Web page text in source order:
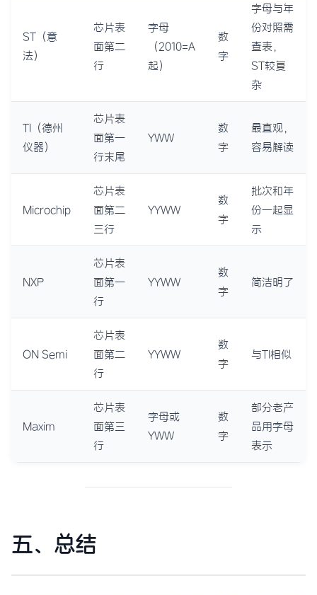
ST（意
法）
芯片表
面第二
行
字母
（2010=A
起）
数
字
字母与年
份对照需
查表，
ST较复
杂
TI（德州
仪器）
芯片表
面第一
行末尾
YWW
数
字
最直观，
容易解读
Microchip
芯片表
面第二
三行
YYWW
数
字
批次和年
份一起显
示
NXP
芯片表
面第一
行
YYWW
数
字
简洁明了
ON Semi
芯片表
面第二
行
YYWW
数
字
与TI相似
Maxim
芯片表
面第三
行
字母或
YWW
数
字
部分老产
品用字母
表示
五、总结